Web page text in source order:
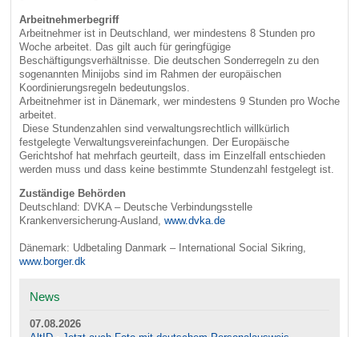
Arbeitnehmerbegriff
Arbeitnehmer ist in Deutschland, wer mindestens 8 Stunden pro
Woche arbeitet. Das gilt auch für geringfügige
Beschäftigungsverhältnisse. Die deutschen Sonderregeln zu den
sogenannten Minijobs sind im Rahmen der europäischen
Koordinierungsregeln bedeutungslos.
Arbeitnehmer ist in Dänemark, wer mindestens 9 Stunden pro Woche
arbeitet.
Diese Stundenzahlen sind verwaltungsrechtlich willkürlich
festgelegte Verwaltungsvereinfachungen. Der Europäische
Gerichtshof hat mehrfach geurteilt, dass im Einzelfall entschieden
werden muss und dass keine bestimmte Stundenzahl festgelegt ist.
Zuständige Behörden
Deutschland: DVKA – Deutsche Verbindungsstelle
Krankenversicherung-Ausland, www.dvka.de
Dänemark: Udbetaling Danmark – International Social Sikring,
www.borger.dk
News
07.08.2026